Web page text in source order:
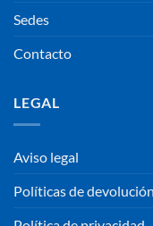
Sedes
Contacto
LEGAL
Aviso legal
Políticas de devolución